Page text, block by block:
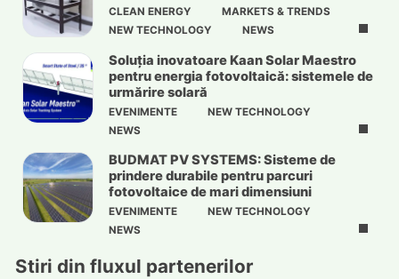
CLEAN ENERGY
MARKETS & TRENDS
NEW TECHNOLOGY
NEWS
Soluția inovatoare Kaan Solar Maestro
pentru energia fotovoltaică: sistemele de
urmărire solară
EVENIMENTE
NEW TECHNOLOGY
NEWS
BUDMAT PV SYSTEMS: Sisteme de
prindere durabile pentru parcuri
fotovoltaice de mari dimensiuni
EVENIMENTE
NEW TECHNOLOGY
NEWS
Stiri din fluxul partenerilor